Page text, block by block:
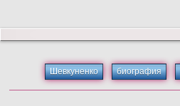
Шевкуненко биография